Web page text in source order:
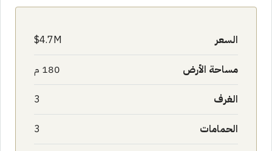
السعر 4.7M$
مساحة الأرض 180 م
الغرف 3
الحمامات 3